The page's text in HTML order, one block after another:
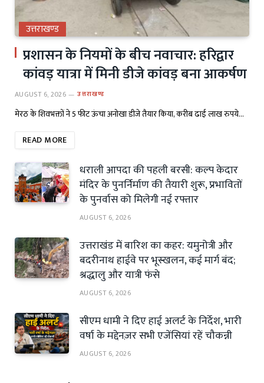
उत्तराखण्ड
प्रशासन के नियमों के बीच नवाचार: हरिद्वार
कांवड़ यात्रा में मिनी डीजे कांवड़ बना आकर्षण
AUGUST 6, 2026 उत्तराखण्ड
मेरठ के शिवभक्तों ने 5 फीट ऊंचा अनोखा डीजे तैयार किया, करीब ढाई लाख रुपये…
READ MORE
धराली आपदा की पहली बरसी: कल्प केदार
मंदिर के पुनर्निर्माण की तैयारी शुरू, प्रभावितों
के पुनर्वास को मिलेगी नई रफ्तार
AUGUST 6, 2026
उत्तराखंड में बारिश का कहर: यमुनोत्री और
बदरीनाथ हाईवे पर भूस्खलन, कई मार्ग बंद;
श्रद्धालु और यात्री फंसे
AUGUST 6, 2026
सीएम धामी ने दिए हाई अलर्ट के निर्देश, भारी
वर्षा के मद्देनज़र सभी एजेंसियां रहें चौकन्नी
AUGUST 6, 2026